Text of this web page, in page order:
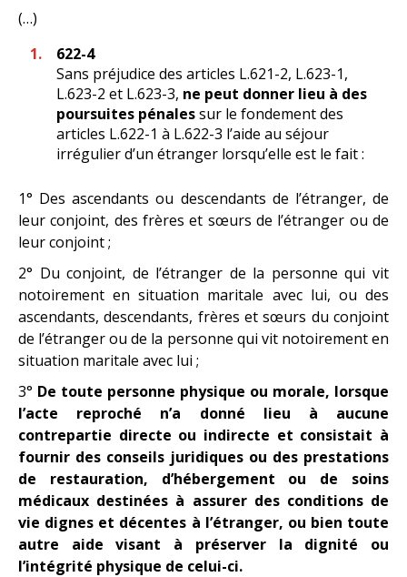
(…)
622-4
Sans préjudice des articles L.621-2, L.623-1,
L.623-2 et L.623-3, ne peut donner lieu à des
poursuites pénalessur le fondement des
articles L.622-1 à L.622-3 l’aide au séjour
irrégulier d’un étranger lorsqu’elle est le fait :
1° Des ascendants ou descendants de l’étranger, de
leur conjoint, des frères et sœurs de l’étranger ou de
leur conjoint ;
2° Du conjoint, de l’étranger de la personne qui vit
notoirement en situation maritale avec lui, ou des
ascendants, descendants, frères et sœurs du conjoint
de l’étranger ou de la personne qui vit notoirement en
situation maritale avec lui ;
3° De toute personne physique ou morale, lorsque
l’acte reproché n’a donné lieu à aucune
contrepartie directe ou indirecte et consistait à
fournir des conseils juridiques ou des prestations
de restauration, d’hébergement ou de soins
médicaux destinées à assurer des conditions de
vie dignes et décentes à l’étranger, ou bien toute
autre aide visant à préserver la dignité ou
l’intégrité physique de celui-ci.